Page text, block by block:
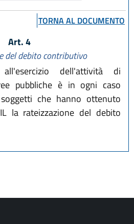
2015, n. 15TORNA AL DOCUMENTO
Art. 4
del debito contributivo
all'esercizio dell'attività di
pubbliche è in ogni caso
che hanno ottenuto
la rateizzazione del debito